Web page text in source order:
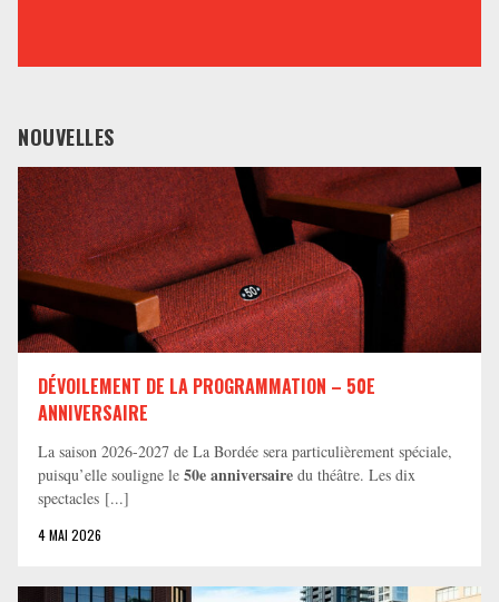
NOUVELLES
DÉVOILEMENT DE LA PROGRAMMATION – 50E
ANNIVERSAIRE
La saison 2026-2027 de La Bordée sera particulièrement spéciale,
puisqu’elle souligne le 50e anniversaire du théâtre. Les dix
spectacles [...]
4 MAI 2026